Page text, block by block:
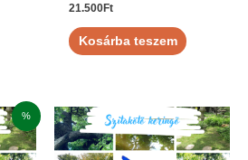
21.500Ft
Kosárba teszem
%